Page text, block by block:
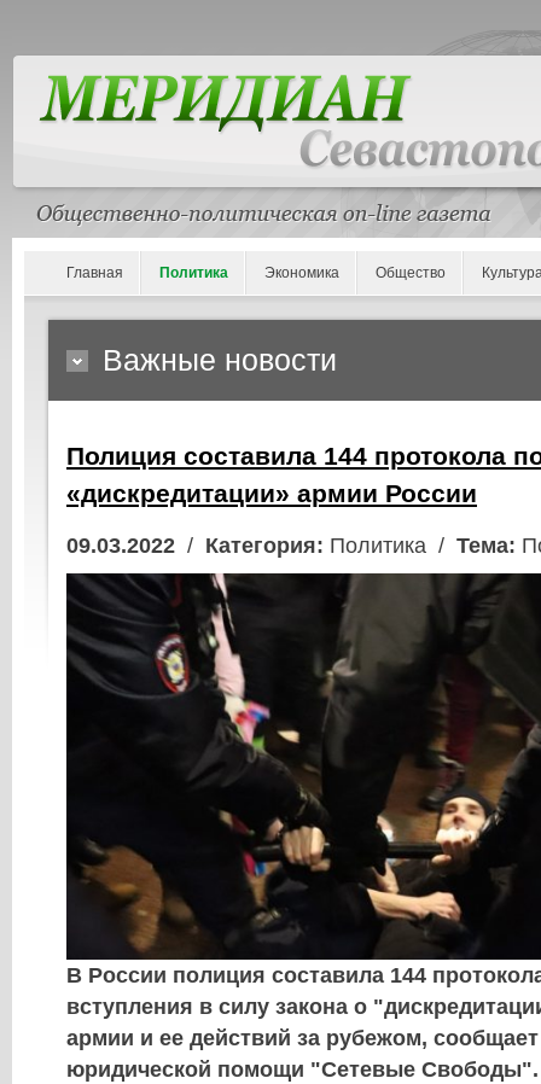
Главная Политика Экономика Общество
Важные новости
Полиция составила 144 протокола
«дискредитации» армии России
09.03.2022 / Категория: Политика / Тема:
В России полиция составила 144
вступления в силу закона о
армии и ее действий за рубежом, сообщает
юридической помощи "Сетевые Свободы".